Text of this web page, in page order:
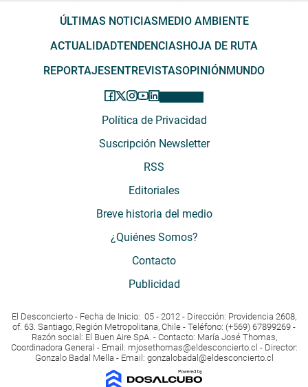
ÚLTIMAS NOTICIASMEDIO AMBIENTE
ACTUALIDADTENDENCIASHOJA DE RUTA
REPORTAJESENTREVISTASOPINIÓNMUNDO
Política de Privacidad
Suscripción Newsletter
RSS
Editoriales
Breve historia del medio
¿Quiénes Somos?
Contacto
Publicidad
El Desconcierto - Fecha de Inicio: 05 - 2012 - Dirección: Providencia 2608,
of. 63. Santiago, Región Metropolitana, Chile - Teléfono: (+569) 67899269 -
Razón social: El Buen Aire SpA. - Contacto: María José Thomas,
Coordinadora General - Email: mjosethomas@eldesconcierto.cl - Director:
Gonzalo Badal Mella - Email: gonzalobadal@eldesconcierto.cl